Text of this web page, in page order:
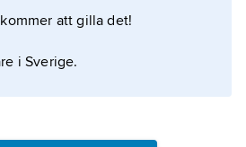
att gilla det!
i Sverige.